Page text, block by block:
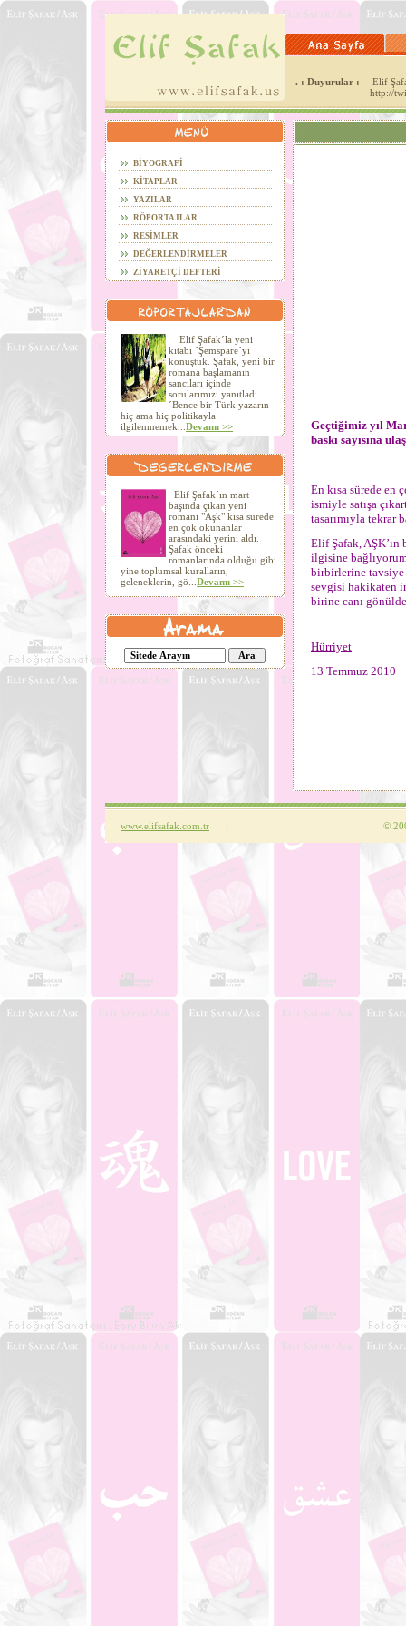
. : Duyurular :
Elif
http://
BİYOGRAFİ
KİTAPLAR
YAZILAR
RÖPORTAJLAR
RESİMLER
DEĞERLENDİRMELER
ZİYARETÇİ DEFTERİ
Elif Şafak´la yeni
kitabı ´Şemspare´yi
konuştuk. Şafak, yeni bir
romana başlamanın
sancıları içinde
sorularımızı yanıtladı.
´Bence bir Türk yazarın
hiç ama hiç politikayla
ilgilenmemek... Devamı >>
Elif Şafak´ın mart
başında çıkan yeni
romanı "Aşk" kısa sürede
en çok okunanlar
arasındaki yerini aldı.
Şafak önceki
romanlarında olduğu gibi
yine toplumsal kuralların,
geleneklerin, gö... Devamı >>
Geçtiğimiz yıl
baskı sayısına
En kısa sürede en
ismiyle satışa
tasarımıyla tekrar
Elif Şafak, AŞK’ın
ilgisine
birbirlerine tavsiye
sevgisi hakikaten
birine canı
Hürriyet
13 Temmuz 2010
www.elifsafak.com.tr : ©